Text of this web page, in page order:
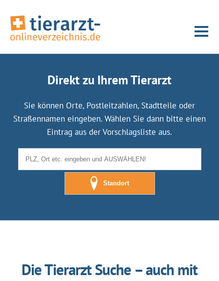
Direkt zu Ihrem Tierarzt
Sie können Orte, Postleitzahlen, Stadtteile oder
Straßennamen eingeben. Wählen Sie dann bitte einen
Eintrag aus der Vorschlagsliste aus.
Standort
Die Tierarzt Suche – auch mit